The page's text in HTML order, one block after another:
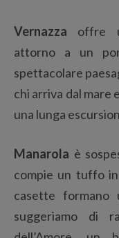
Vernazza offre
attorno a un
spettacolare
chi arriva dal mare
una lunga
Manarola è
compie un tuffo
casette formano
suggeriamo di